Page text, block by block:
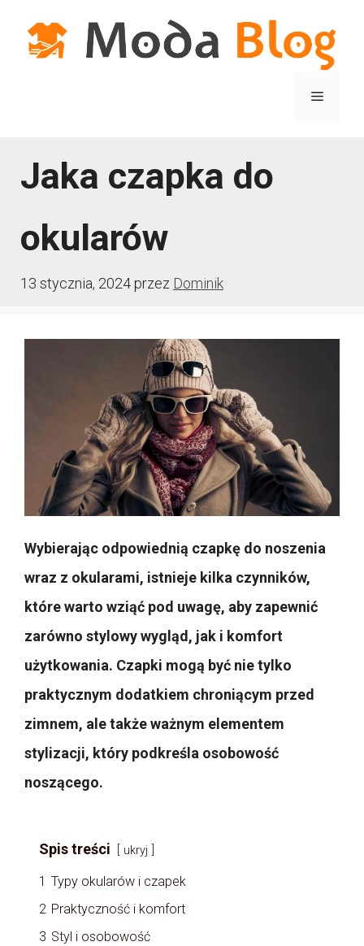
Menu
Jaka czapka do
okularów
13 stycznia, 2024przez Dominik
Wybierając odpowiednią czapkę do noszenia
wraz z okularami, istnieje kilka czynników,
które warto wziąć pod uwagę, aby zapewnić
zarówno stylowy wygląd, jak i komfort
użytkowania. Czapki mogą być nie tylko
praktycznym dodatkiem chroniącym przed
zimnem, ale także ważnym elementem
stylizacji, który podkreśla osobowość
noszącego.
Spis treści ukryj
1 Typy okularów i czapek
2 Praktyczność i komfort
3 Styl i osobowość